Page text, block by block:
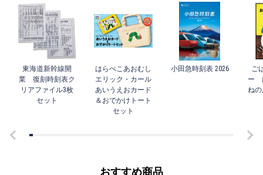
東海道新幹線開
業 復刻時刻表ク
リアファイル3枚
セット
はらぺこあおむし
エリック・カール
あいうえおカード
＆おでかけトート
セット
小田急時刻表 2026
ご
ー
ね
おすすめ商品